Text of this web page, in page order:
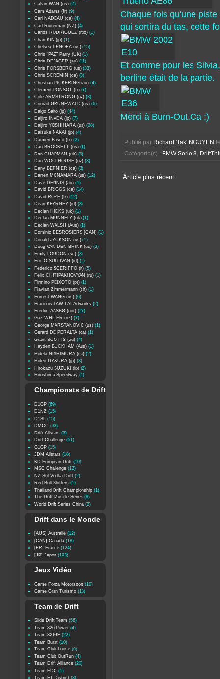
Chaque fois qu'une
qui sortira du tas, cette
Et comme pour les
berline était de la partie.
Merci à Burn-Out.Ca ;)
Publié par Richard 'Tak' NGUYEN
Catégorie(s) : BMW Serie 3,
Article plus récent
Calvin WAN (us) (7)
Cam Adams (fr) (9)
Carl NADEAU (ca) (4)
Carl Ruiterman (NZ) (4)
Carlos RODRIGUEZ (rdo) (1)
Chan KIN (jp) (1)
Chelsea DENOFA (us) (15)
Chris "PAZ" Parry (UK) (1)
Chris DEJAGER (au) (11)
Chris FORSBERG (us) (33)
Chris SCREMIN (ca) (3)
Christian PICKERING (au) (4)
Clement PONSOT (fr) (7)
Cole ARMSTRONG (nz) (3)
Conrad GRUNEWALD (us) (6)
Daigo Saito (jp) (44)
Daijiro INADA (jp) (7)
Daijiro YOSHIHARA (us) (28)
Daisuke NAKAI (jp) (4)
Damien Bosco (fr) (2)
Dan BROCKETT (us) (1)
Dan CHAPMAN (uk) (9)
Dan WOOLHOUSE (nz) (3)
Dany BERNIER (ca) (3)
Darren MCNAMARA (us) (12)
Dave DENNIS (au) (1)
David BRIGGS (ca) (14)
David ROZE (fr) (12)
Dean KEARNEY (irl) (3)
Declan HICKS (uk) (1)
Declan MUNNELY (uk) (1)
Declan WALSH (Aus) (1)
Dominic DESROSIERS [CAN] (1)
Donald JACKSON (us) (1)
Doug VAN DEN BRINK (us) (2)
Emily LOUDON (sc) (3)
Eric O SULLIVAN (irl) (1)
Federico SCERIFFO (it) (5)
Felix CHITIPAKHOVYAN (ru) (1)
Firmino PEIXOTO (pt) (1)
Flavian Zimmermann (ch) (1)
Forrest WANG (us) (6)
Francois LAW-LAI Artworks (2)
Fredric AASBØ (nor) (27)
Gaz WHITER (nz) (7)
George MARSTANOVIC (us) (1)
Gerard DE PERALTA (ca) (1)
Grant SCOTTS (au) (4)
Hayden BUCKHAM (Aus) (1)
Hideki NISHIMURA (ca) (2)
Hideo ITAKURA (jp) (3)
Hirokazu SUZUKI (jp) (2)
Hiroshima Speedway (1)
Championats de Drift
D1GP (69)
D1NZ (15)
D1SL
(15)
DMCC (38)
Drift Allstars (3)
Drift Challenge (51)
G1GP (15)
JDM Allstars (18)
KD European Drift (10)
MSC Challenge (12)
NZ Stil Vodka Drift (2)
Red Bull Shifters (1)
Thailand Drift Championship (1)
The Drift Muscle Series (8)
World Drift Series China (2)
Drift dans le Monde
[AUS] Australie (12)
[CAN] Canada (18)
[FR] France (124)
[JP] Japon (193)
Jeux Vidéo
Game Forza Motorsport (10)
Game Gran Turismo (18)
Team de Drift
Slide Drift Team (56)
Team 326 Power (4)
Team 3XIGE (22)
Team Burst (10)
Team Club Loose (6)
Team Club OutRun (4)
Team Drift Alliance (20)
Team FDC (1)
Team FT District (3)